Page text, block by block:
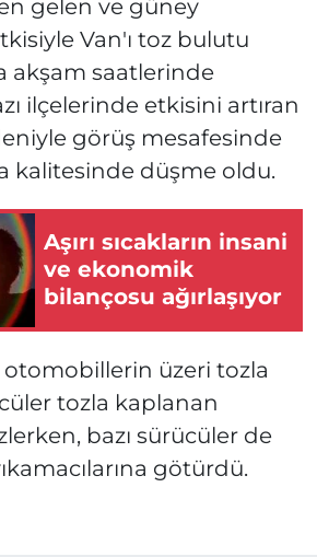
gelen ve güney
Van'ı toz bulutu
akşam saatlerinde
ilçelerinde etkisini artıran
görüş mesafesinde
kalitesinde düşme oldu.
Aşırı sıcakların insani
ve ekonomik
bilançosu ağırlaşıyor
üzeri tozla
tozla kaplanan
bazı sürücüler de
götürdü.